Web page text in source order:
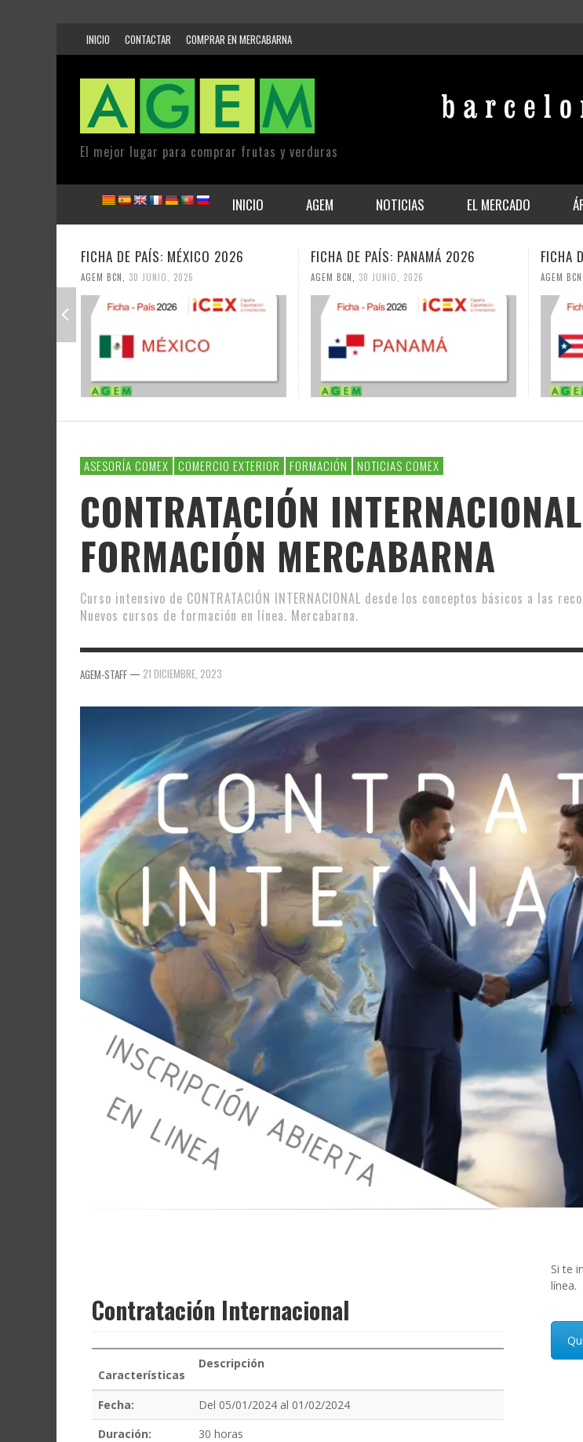
INICIO CONTACTAR COMPRAR EN MERCABARNA
El mejor lugar para comprar frutas y verduras
INICIO AGEM NOTICIAS EL MERCADO
FICHA DE PAÍS: MÉXICO 2026
AGEM BCN 30 JUNIO, 2026
FICHA DE PAÍS: PANAMÁ 2026
AGEM BCN 30 JUNIO, 2026
FICHA
AGEM BCN
ASESORÍA COMEX COMERCIO EXTERIOR FORMACIÓN NOTICIAS COMEX
CONTRATACIÓN
FORMACIÓN MERCABARNA
Curso intensivo de CONTRATACIÓN INTERNACIONAL desde los conceptos básicos a las
Nuevos cursos de formación en línea. Mercabarna.
AGEM-STAFF — 21 DICIEMBRE, 2023
Contratación Internacional
Características
Descripción
Fecha:
Del 05/01/2024 al 01/02/2024
Duración:
30 horas
Si te
línea.